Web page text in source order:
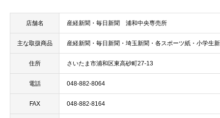
店舗名 産経新聞・毎日新聞 浦和中央専売所
主な取扱商品 産経新聞・毎日新聞・埼玉新聞・各スポーツ紙・小学生
住所 さいたま市浦和区東高砂町27-13
電話 048-882-8064
FAX 048-882-8164